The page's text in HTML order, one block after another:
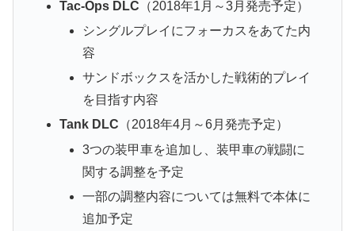
Tac-Ops DLC （2018年1月～3月発売予定）
シングルプレイにフォーカスをあてた内
容
サンドボックスを活かした戦術的プレイ
を目指す内容
Tank DLC （2018年4月～6月発売予定）
3つの装甲車を追加し、装甲車の戦闘に
関する調整を予定
一部の調整内容については無料で本体に
追加予定